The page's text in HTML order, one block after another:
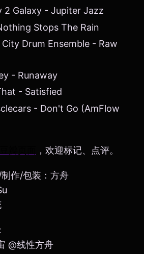
2 Galaxy - Jupiter Jazz
Stops The Rain
Drum Ensemble - Raw
- Runaway
- Satisfied
- Don't Go (AmFlow
，欢迎标记、点评。
作/包装：方舟
@线性方舟